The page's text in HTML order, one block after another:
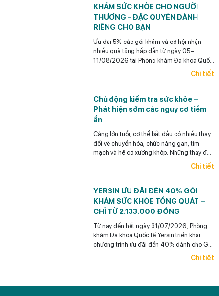
KHÁM SỨC KHỎE CHO NGƯỜI
THƯƠNG - ĐẶC QUYỀN DÀNH
RIÊNG CHO BẠN
Ưu đãi 5% các gói khám và cơ hội nhận
nhiều quà tặng hấp dẫn từ ngày 05–
11/08/2026 tại Phòng khám Đa khoa Quốc
Chi tiết
Chủ động kiểm tra sức khỏe –
Phát hiện sớm các nguy cơ tiềm
ẩn
Càng lớn tuổi, cơ thể bắt đầu có nhiều thay
đổi về chuyển hóa, chức năng gan, tim
mạch và hệ cơ xương khớp. Những thay đổi
này thường diễn tiến âm thầm, chưa biểu
hiện thành triệu chứng rõ ràng nhưng có thể
lượng cuộc sống.
Chi tiết
YERSIN ƯU ĐÃI ĐẾN 40% GÓI
KHÁM SỨC KHỎE TỔNG QUÁT –
CHỈ TỪ 2.133.000 ĐỒNG
Từ nay đến hết ngày 31/07/2026, Phòng
khám Đa khoa Quốc tế Yersin triển khai
chương trình ưu đãi đến 40% dành cho Gói
Chi tiết